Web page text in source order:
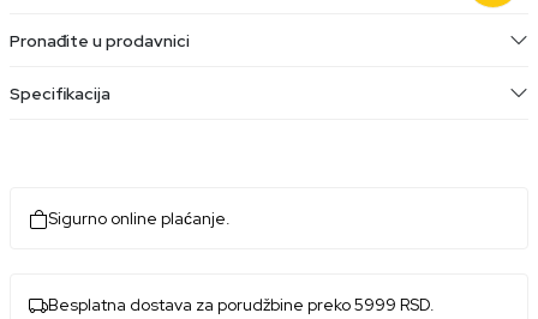
Pronađite u prodavnici
Specifikacija
Sigurno online plaćanje.
Besplatna dostava za porudžbine preko 5999 RSD.